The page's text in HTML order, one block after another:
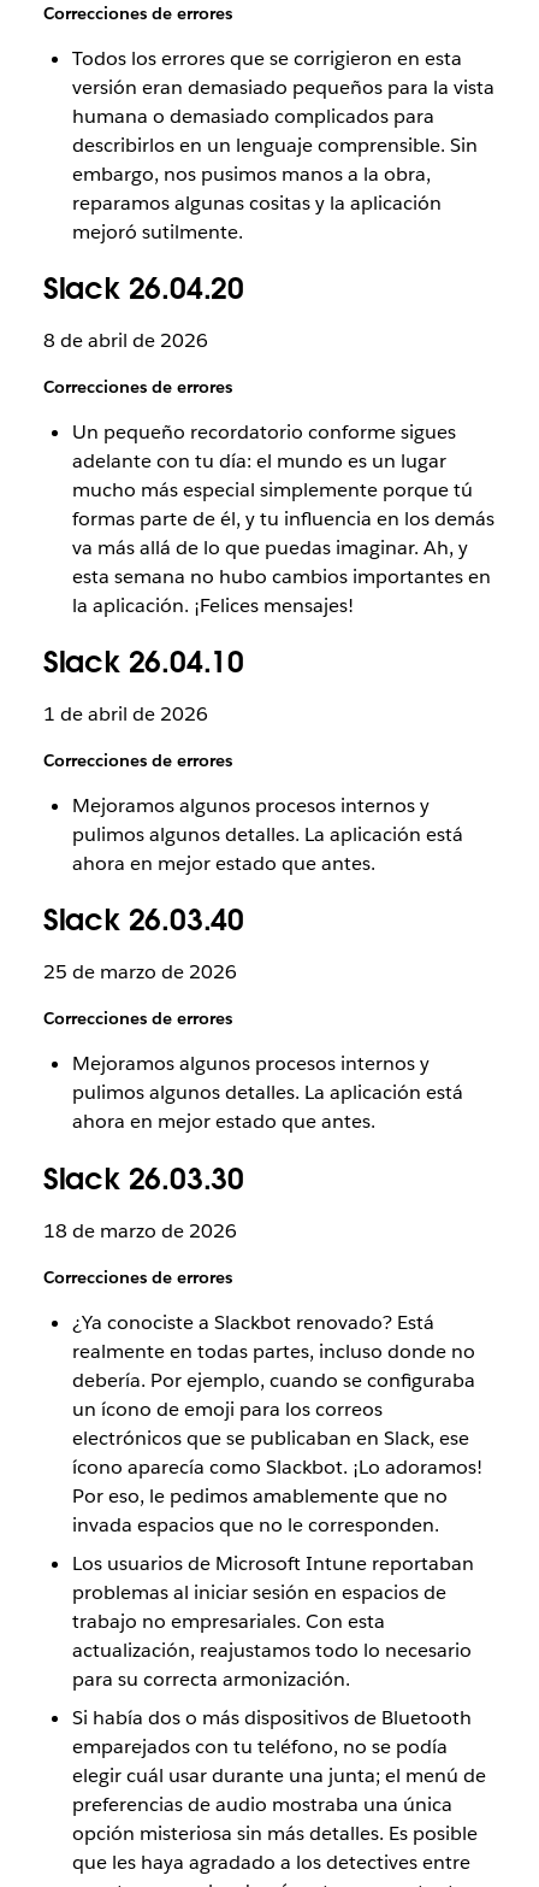
Correcciones de errores
Todos los errores que se corrigieron en esta
versión eran demasiado pequeños para la vista
humana o demasiado complicados para
describirlos en un lenguaje comprensible. Sin
embargo, nos pusimos manos a la obra,
reparamos algunas cositas y la aplicación
mejoró sutilmente.
Slack 26.04.20
8 de abril de 2026
Correcciones de errores
Un pequeño recordatorio conforme sigues
adelante con tu día: el mundo es un lugar
mucho más especial simplemente porque tú
formas parte de él, y tu influencia en los demás
va más allá de lo que puedas imaginar. Ah, y
esta semana no hubo cambios importantes en
la aplicación. ¡Felices mensajes!
Slack 26.04.10
1 de abril de 2026
Correcciones de errores
Mejoramos algunos procesos internos y
pulimos algunos detalles. La aplicación está
ahora en mejor estado que antes.
Slack 26.03.40
25 de marzo de 2026
Correcciones de errores
Mejoramos algunos procesos internos y
pulimos algunos detalles. La aplicación está
ahora en mejor estado que antes.
Slack 26.03.30
18 de marzo de 2026
Correcciones de errores
¿Ya conociste a Slackbot renovado? Está
realmente en todas partes, incluso donde no
debería. Por ejemplo, cuando se configuraba
un ícono de emoji para los correos
electrónicos que se publicaban en Slack, ese
ícono aparecía como Slackbot. ¡Lo adoramos!
Por eso, le pedimos amablemente que no
invada espacios que no le corresponden.
Los usuarios de Microsoft Intune reportaban
problemas al iniciar sesión en espacios de
trabajo no empresariales. Con esta
actualización, reajustamos todo lo necesario
para su correcta armonización.
Si había dos o más dispositivos de Bluetooth
emparejados con tu teléfono, no se podía
elegir cuál usar durante una junta; el menú de
preferencias de audio mostraba una única
opción misteriosa sin más detalles. Es posible
que les haya agradado a los detectives entre